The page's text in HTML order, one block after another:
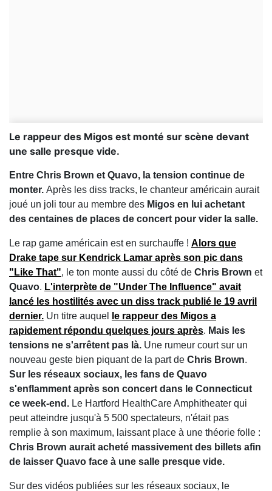
Le rappeur des Migos est monté sur scène devant
une salle presque vide.
Entre Chris Brown et Quavo, la tension continue de
monter. Après les diss tracks, le chanteur américain aurait
joué un joli tour au membre des Migos en lui achetant
des centaines de places de concert pour vider la salle.
Le rap game américain est en surchauffe ! Alors que
Drake tape sur Kendrick Lamar après son pic dans
"Like That", le ton monte aussi du côté de Chris Brown et
Quavo. L'interprète de "Under The Influence" avait
lancé les hostilités avec un diss track publié le 19 avril
dernier. Un titre auquel le rappeur des Migos a
rapidement répondu quelques jours après. Mais les
tensions ne s'arrêtent pas là. Une rumeur court sur un
nouveau geste bien piquant de la part de Chris Brown.
Sur les réseaux sociaux, les fans de Quavo
s'enflamment après son concert dans le Connecticut
ce week-end. Le Hartford HealthCare Amphitheater qui
peut atteindre jusqu'à 5 500 spectateurs, n'était pas
remplie à son maximum, laissant place à une théorie folle :
Chris Brown aurait acheté massivement des billets afin
de laisser Quavo face à une salle presque vide.
Sur des vidéos publiées sur les réseaux sociaux, le